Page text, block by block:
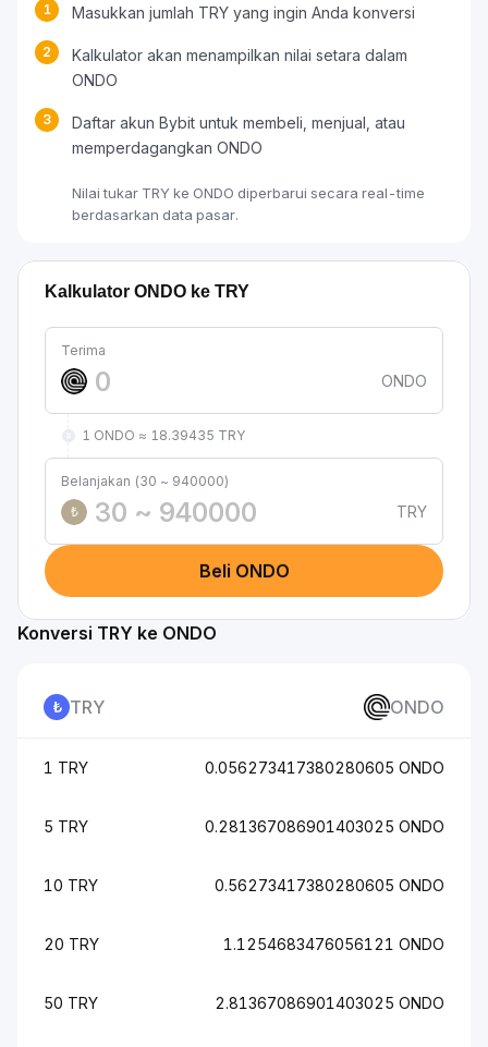
1 Masukkan jumlah TRY yang ingin Anda konversi
2
Kalkulator akan menampilkan nilai setara dalam
ONDO
3
Daftar akun Bybit untuk membeli, menjual, atau
memperdagangkan ONDO
Nilai tukar TRY ke ONDO diperbarui secara real-time
berdasarkan data pasar.
Kalkulator ONDO ke TRY
Terima
ONDO
1 ONDO ≈ 18.39435 TRY
Belanjakan (30 ~ 940000)
₺
TRY
Beli ONDO
Konversi TRY ke ONDO
TRY ONDO
1 TRY 0.056273417380280605 ONDO
5 TRY 0.281367086901403025 ONDO
10 TRY 0.56273417380280605 ONDO
20 TRY 1.1254683476056121 ONDO
50 TRY 2.81367086901403025 ONDO